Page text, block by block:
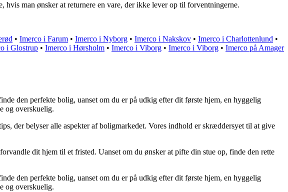
man ønsker at returnere en vare, der ikke lever op til forventningerne.
• Imerco i Farum • Imerco i Nyborg • Imerco i Nakskov • Imerco i Charlottenlund •
i Glostrup • Imerco i Hørsholm • Imerco i Viborg • Imerco i Viborg • Imerco på Amager
den perfekte bolig, uanset om du er på udkig efter dit første hjem, en hyggelig
og overskuelig.
der belyser alle aspekter af boligmarkedet. Vores indhold er skræddersyet til at give
dit hjem til et fristed. Uanset om du ønsker at pifte din stue op, finde den rette
den perfekte bolig, uanset om du er på udkig efter dit første hjem, en hyggelig
og overskuelig.